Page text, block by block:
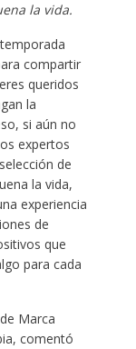
la vida.
compartir
queridos
la
si aún no
expertos
de
la vida,
experiencia
de
que
para cada
Marca
comentó